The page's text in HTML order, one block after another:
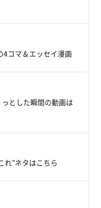
4コマ＆エッセイ漫画
とした瞬間の動画は
れ”ネタはこちら